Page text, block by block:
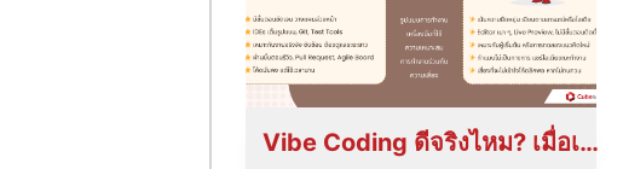
Vibe Coding ดีจริงไหม? เมื่อเปรียบเทียบกับ Traditional Coding แบบดั้งเดิม